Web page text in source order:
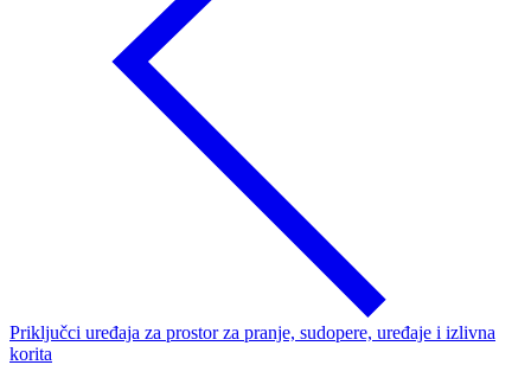
Priključci uređaja za prostor za pranje, sudopere, uređaje i izlivna
korita